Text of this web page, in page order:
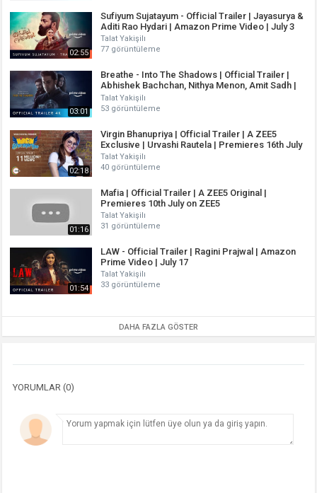
02:55
Sufiyum Sujatayum - Official Trailer | Jayasurya &
Aditi Rao Hydari | Amazon Prime Video | July 3
Talat Yakişilı
77 görüntüleme
03:01
Breathe - Into The Shadows | Official Trailer |
Abhishek Bachchan, Nithya Menon, Amit Sadh |
July 10
Talat Yakişilı
53 görüntüleme
02:18
Virgin Bhanupriya | Official Trailer | A ZEE5
Exclusive | Urvashi Rautela | Premieres 16th July
Talat Yakişilı
40 görüntüleme
01:16
Mafia | Official Trailer | A ZEE5 Original |
Premieres 10th July on ZEE5
Talat Yakişilı
31 görüntüleme
01:54
LAW - Official Trailer | Ragini Prajwal | Amazon
Prime Video | July 17
Talat Yakişilı
33 görüntüleme
DAHA FAZLA GÖSTER
YORUMLAR (0)